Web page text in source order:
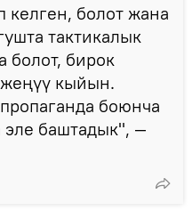
келген, болот жана
тактикалык
бирок
жеңүү кыйын.
боюнча
баштадык", —